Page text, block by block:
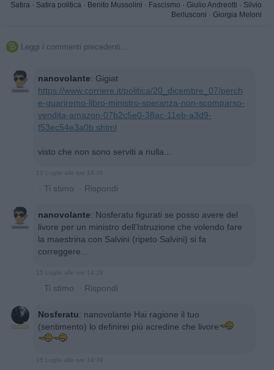
Satira · Satira politica · Benito Mussolini · Fascismo · Giulio Andreotti · Silvio
Berlusconi · Giorgia Meloni
 Leggi i commenti precedenti...
nanovolante: Gigiat
https://www.corriere.it/politica/20_dicembre_07/perch
e-guariremo-libro-ministro-speranza-non-scomparso-
vendita-amazon-07b2c5e0-38ac-11eb-a3d9-
f53ec54e3a0b.shtml
visto che non sono serviti a nulla...
15 Luglio alle ore 14:26
· Ti stimo · Rispondi
nanovolante: Nosferatu figurati se posso avere del
livore per un ministro dell'Istruzione che volendo fare
la maestrina con Salvini (ripeto Salvini) si fa
correggere...
15 Luglio alle ore 14:28
· Ti stimo · Rispondi
Nosferatu: nanovolante Hai ragione il tuo
(sentimento) lo definirei più acredine che livore
15 Luglio alle ore 14:39